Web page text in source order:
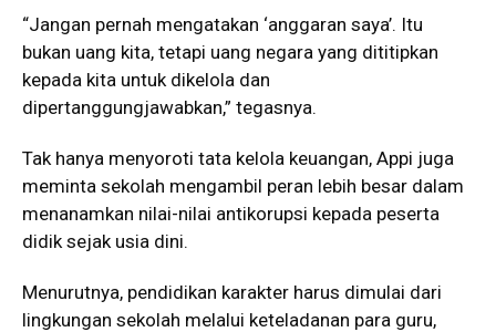
“Jangan pernah mengatakan ‘anggaran saya’. Itu
bukan uang kita, tetapi uang negara yang dititipkan
kepada kita untuk dikelola dan
dipertanggungjawabkan,” tegasnya.
Tak hanya menyoroti tata kelola keuangan, Appi juga
meminta sekolah mengambil peran lebih besar dalam
menanamkan nilai-nilai antikorupsi kepada peserta
didik sejak usia dini.
Menurutnya, pendidikan karakter harus dimulai dari
lingkungan sekolah melalui keteladanan para guru,